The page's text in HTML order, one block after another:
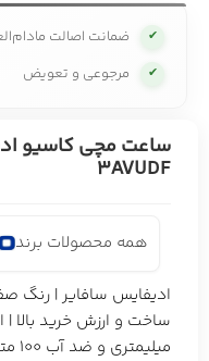
✔ ضمانت اصالت
✔ مرجوعی و تعویض
3AVUDF
همه محصولات برند
ادیفایس سافایر | رنگ
میلیمتری و ضد آب 100 متری | گارانتی پوزیترون